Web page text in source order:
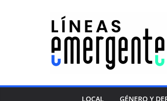
LOCAL GÉNERO Y